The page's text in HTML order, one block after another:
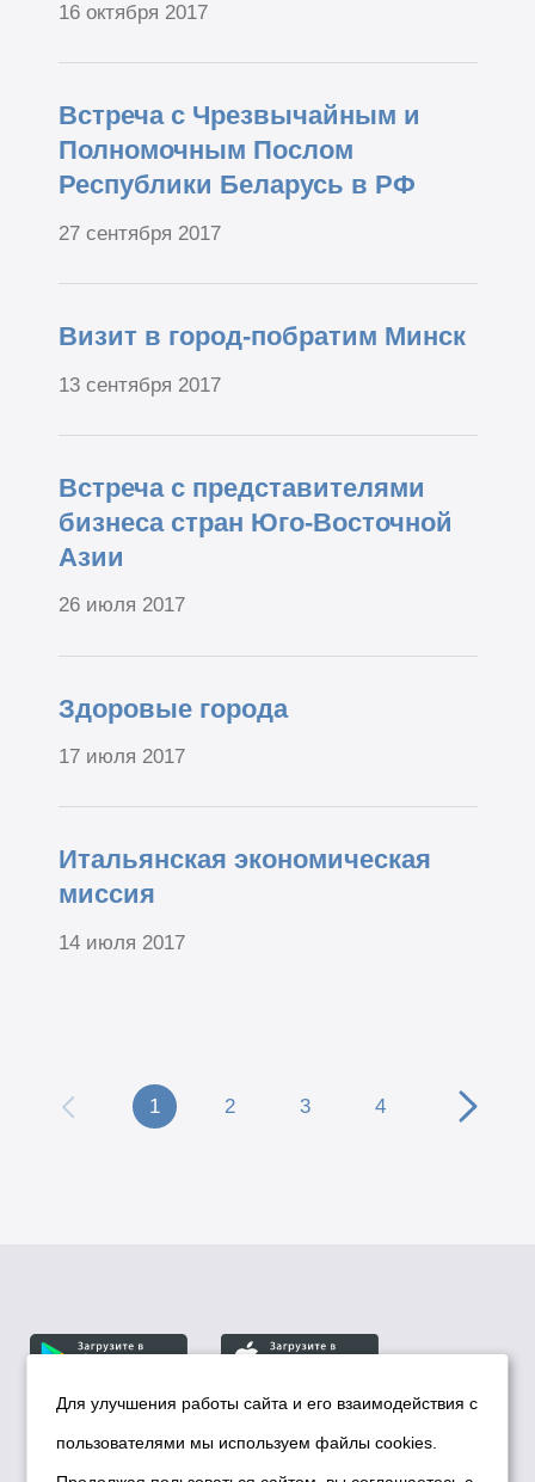
16 октября 2017
Встреча с Чрезвычайным и
Полномочным Послом
Республики Беларусь в РФ
27 сентября 2017
Визит в город-побратим Минск
13 сентября 2017
Встреча с представителями
бизнеса стран Юго-Восточной
Азии
26 июля 2017
Здоровые города
17 июля 2017
Итальянская экономическая
миссия
14 июля 2017
1 2 3 4
© Департамент информационной политики мэрии
города Новосибирска, 2026
Для улучшения работы сайта и его взаимодействия с
пользователями мы используем файлы cookies.